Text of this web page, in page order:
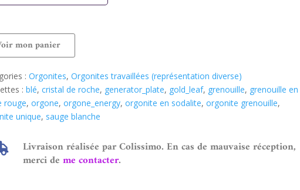
mon panier
: Orgonites, Orgonites travaillées (représentation diverse)
: blé, cristal de roche, generator_plate, gold_leaf, grenouille, grenouille en
rouge, orgone, orgone_energy, orgonite en sodalite, orgonite grenouille,
unique, sauge blanche
Livraison réalisée par Colissimo. En cas de mauvaise réception,
merci de me contacter.